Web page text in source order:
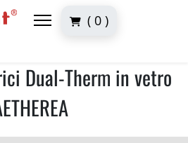
( 0 )
Dual-Therm in vetro